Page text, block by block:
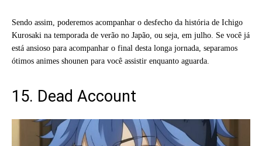
Sendo assim, poderemos acompanhar o desfecho da história de Ichigo
Kurosaki na temporada de verão no Japão, ou seja, em julho. Se você já
está ansioso para acompanhar o final desta longa jornada, separamos
ótimos animes shounen para você assistir enquanto aguarda.
15. Dead Account